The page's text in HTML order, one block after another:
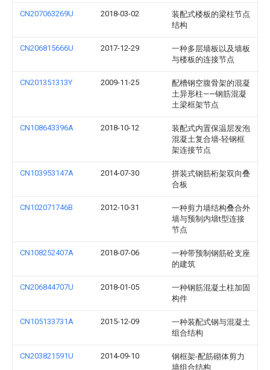
CN207063269U 2018-03-02
装配式楼板的梁柱节点
结构
CN206815666U 2017-12-29
一种多层墙板以及墙板
与楼板的连接节点
CN201351313Y 2009-11-25
配槽钢空腹骨架的混凝
土异形柱——钢筋混凝
土梁框架节点
CN108643396A 2018-10-12
装配式内置保温层发泡
混凝土复合墙-轻钢框
架连接节点
CN103953147A 2014-07-30
拼装式钢筋桁架双向叠
合板
CN102071746B 2012-10-31
一种剪力墙结构叠合外
墙与预制内墙t型连接
节点
CN108252407A 2018-07-06
一种带预制钢筋砼支座
的建筑
CN206844707U 2018-01-05
一种钢筋混凝土柱加固
构件
CN105133731A 2015-12-09
一种装配式钢与混凝土
组合结构
CN203821591U 2014-09-10
钢框架-配筋砌体剪力
墙组合结构